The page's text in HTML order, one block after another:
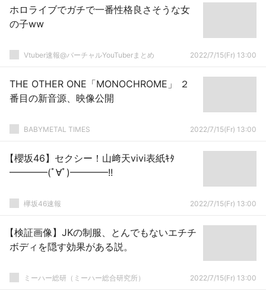
ホロライブでガチで一番性格良さそうな女
の子ww
Vtuber速報@バーチャルYouTuberまとめ 2022/7/15(Fr) 13:00
THE OTHER ONE「MONOCHROME」 ２
番目の新音源、映像公開
BABYMETAL TIMES 2022/7/15(Fr) 13:00
【櫻坂46】セクシー！山﨑天vivi表紙ｷﾀ
━━━━(ﾟ∀ﾟ)━━━━!!
欅坂46速報 2022/7/15(Fr) 13:00
【検証画像】JKの制服、とんでもないエチチ
ボディを隠す効果がある説。
ミーハー総研（ミーハー総合研究所） 2022/7/15(Fr) 13:00